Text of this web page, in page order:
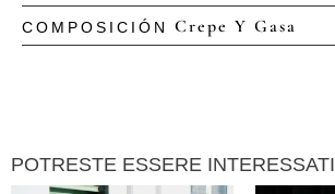
COMPOSICIÓN Crepe Y Gasa
POTRESTE ESSERE INTERESSATI